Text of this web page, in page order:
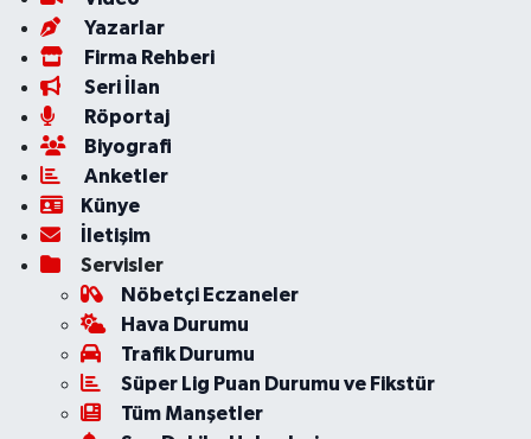
Yazarlar
Firma Rehberi
Seri İlan
Röportaj
Biyografi
Anketler
Künye
İletişim
Servisler
Nöbetçi Eczaneler
Hava Durumu
Trafik Durumu
Süper Lig Puan Durumu ve Fikstür
Tüm Manşetler